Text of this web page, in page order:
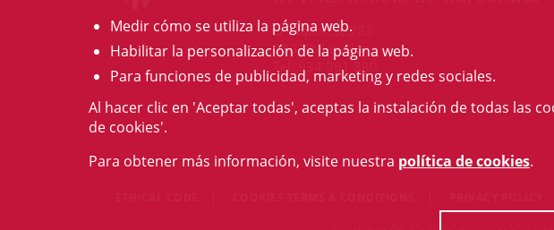
c/ Mallorca, 283
08037 Barcelona
Tel. 934 961 880
Medir cómo se utiliza la página web.
Habilitar la personalización de la página web.
Para funciones de publicidad, marketing y redes sociales.
Al hacer clic en 'Aceptar todas', aceptas la instalación de todas las
de cookies'.
Para obtener más información, visite nuestra política de cookies.